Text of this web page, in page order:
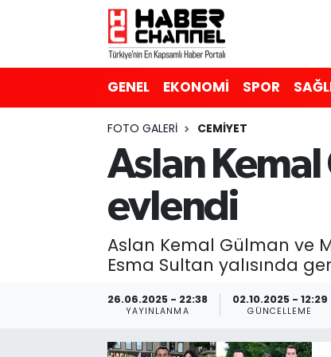
GENEL EKONOMİ SPOR
FOTO GALERI CEMIYET
Aslan
evlendi
Aslan Kemal Gülman ve
Esma Sultan yalısında
26.06.2025 - 22:38
YAYINLANMA
02.10.2025 - 12:29
GÜNCELLEME
MAGAZİN
Nöbetçi Eczaneler
Süper Lig Puan Durumu ve Fikstür
Tüm Manşetler
Son Dakika Haberleri
Haber Arşivi